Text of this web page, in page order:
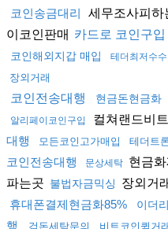
코인송금대리 세무조사피하
이코인판매 카드로 코인구입
코인해외지갑 매입 테더최저수
장외거래
코인전송대행 현금돈현금화
알리페이코인구입 컬쳐랜드비
대행
모든코인고가매입 테더트
코인전송대행
문상세탁 현금
파는곳 불법자금믹싱 장외거
휴대폰결제현금화85% 이더
행
검돈세탁문의 비트코인퀵거